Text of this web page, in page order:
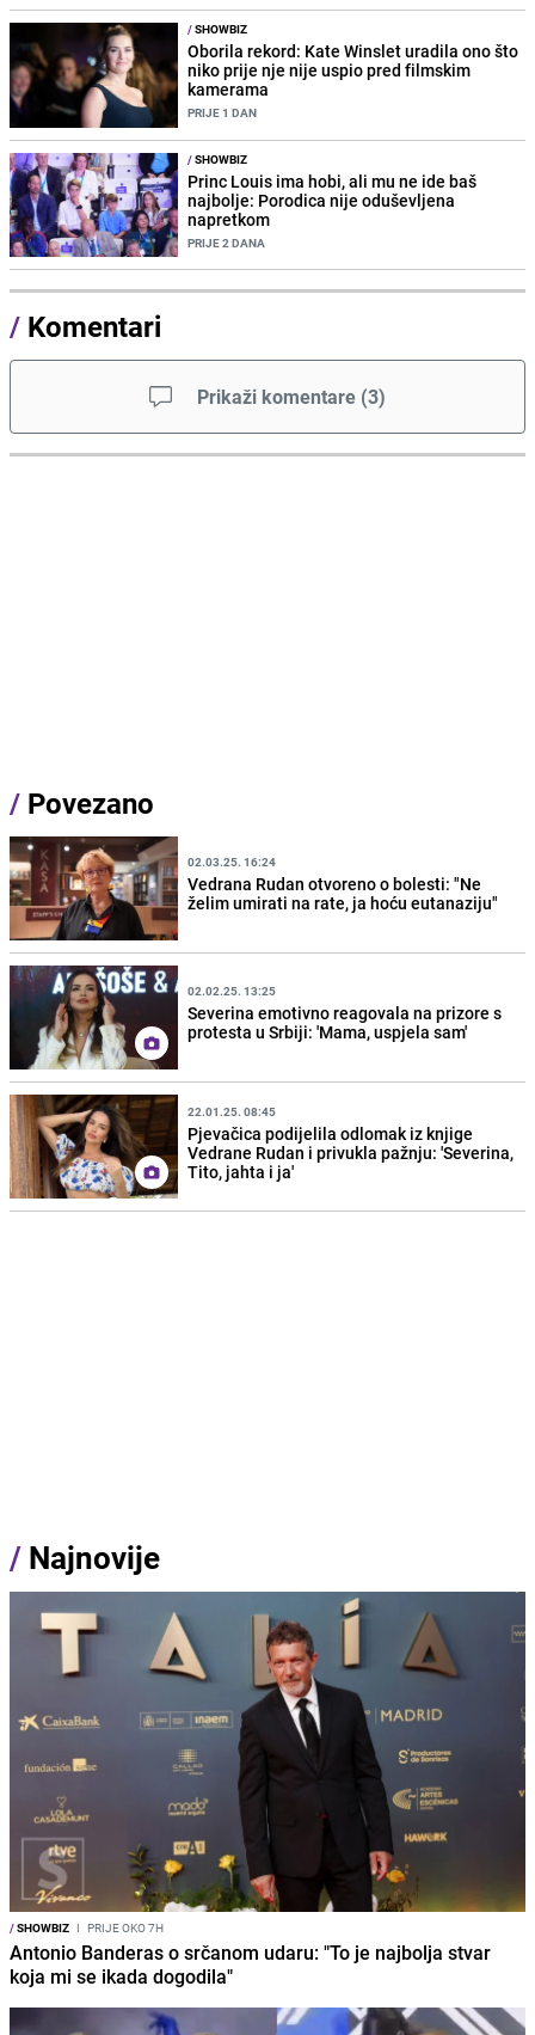
/SHOWBIZ
Oborila rekord: Kate Winslet uradila ono što
niko prije nje nije uspio pred filmskim
kamerama
PRIJE 1 DAN
/SHOWBIZ
Princ Louis ima hobi, ali mu ne ide baš
najbolje: Porodica nije oduševljena
napretkom
PRIJE 2 DANA
/ Komentari
Prikaži komentare (3)
/ Povezano
02.03.25. 16:24
Vedrana Rudan otvoreno o bolesti: "Ne
želim umirati na rate, ja hoću eutanaziju"
02.02.25. 13:25
Severina emotivno reagovala na prizore s
protesta u Srbiji: 'Mama, uspjela sam'
22.01.25. 08:45
Pjevačica podijelila odlomak iz knjige
Vedrane Rudan i privukla pažnju: 'Severina,
Tito, jahta i ja'
/ Najnovije
/SHOWBIZ I PRIJE OKO 7H
Antonio Banderas o srčanom udaru: "To je najbolja stvar
koja mi se ikada dogodila"